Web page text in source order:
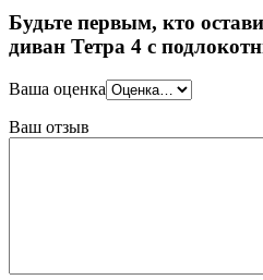
Будьте первым, кто
диван Тетра 4 с
Ваша оценка
Ваш отзыв